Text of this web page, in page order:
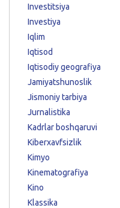
Investitsiya
Investiya
Iqlim
Iqtisod
Iqtisodiy geografiya
Jamiyatshunoslik
Jismoniy tarbiya
Jurnalistika
Kadrlar boshqaruvi
Kiberxavfsizlik
Kimyo
Kinematografiya
Kino
Klassika